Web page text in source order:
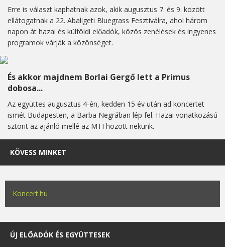
Erre is választ kaphatnak azok, akik augusztus 7. és 9. között
ellátogatnak a 22. Abaligeti Bluegrass Fesztiválra, ahol három
napon át hazai és külföldi előadók, közös zenélések és ingyenes
programok várják a közönséget.
És akkor majdnem Borlai Gergő lett a Primus
dobosa...
Az együttes augusztus 4-én, kedden 15 év után ad koncertet
ismét Budapesten, a Barba Negrában lép fel. Hazai vonatkozású
sztorit az ajánló mellé az MTI hozott nekünk.
KÖVESS MINKET
Koncert.hu
ÚJ ELŐADÓK ÉS EGYÜTTESEK